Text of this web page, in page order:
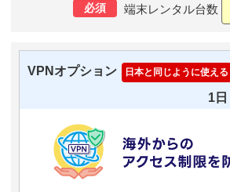
必須 端末レンタル台数
VPNオプション 日本と同じように使える
1日